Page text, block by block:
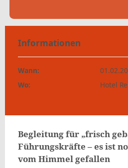
Informationen
Wann:
Wo:
Hotel
Begleitung für „frisch
Führungskräfte – es ist
vom Himmel gefallen